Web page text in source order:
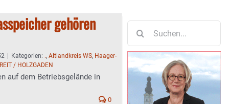
gehören
Kategorien: ., Altlandkreis WS, Haager-
/ HOLZGADEN
auf dem Betriebsgelände in
0
nach: